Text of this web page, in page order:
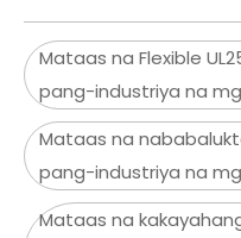
Mataas na Flexible
pang-industriya na
Mataas na
pang-industriya na
Mataas na